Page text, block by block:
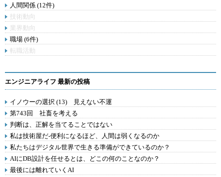
人間関係 (12件)
技術動向
業界動向
職場 (6件)
転職活動
エンジニアライフ 最新の投稿
イノウーの選択 (13) 見えない不運
第743回 社畜を考える
判断は、正解を当てることではない
私は技術屋だ-便利になるほど、人間は弱くなるのか
私たちはデジタル世界で生きる準備ができているのか？
AIにDB設計を任せるとは、どこの何のことなのか？
最後には離れていくAI